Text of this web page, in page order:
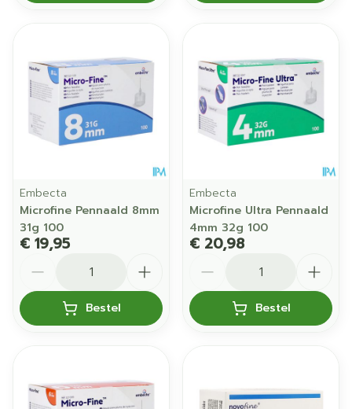
Embecta
Microfine Pennaald 8mm
31g 100
€ 19,95
Bestel
Embecta
Microfine Ultra Pennaald
4mm 32g 100
€ 20,98
Bestel